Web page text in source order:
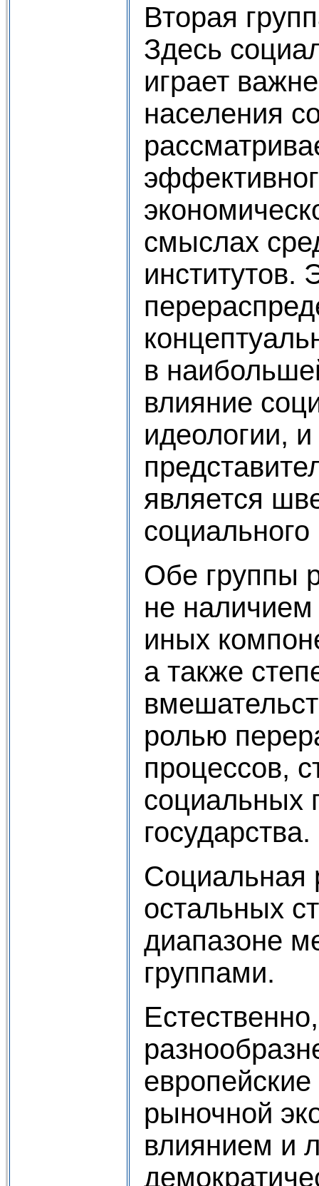
Вторая
Здесь
играет
населения
смыслах
институтов.
в
влияние
идеологии,
является
социального
Обе группы
не наличием
иных
а также
ролью
процессов,
социальных
государства.
Социальная
остальных
диапазоне
группами.
рыночной
влиянием и